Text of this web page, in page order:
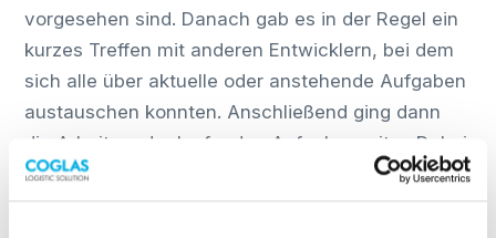
vorgesehen sind. Danach gab es in der Regel ein
kurzes Treffen mit anderen Entwicklern, bei dem
sich alle über aktuelle oder anstehende Aufgaben
austauschen konnten. Anschließend ging dann
die Arbeit an der laufenden Aufgabe weiter. Dabei
handelte es sich beispielsweise um Anpassungen
und Erweiterungen der Funktion oder des Designs